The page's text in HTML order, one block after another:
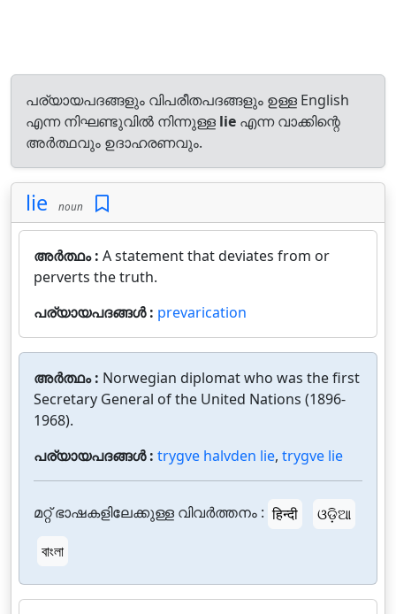
പര്യായപദങ്ങളും വിപരീതപദങ്ങളും ഉള്ള English
എന്ന നിഘണ്ടുവിൽ നിന്നുള്ള lie എന്ന വാക്കിന്റെ
അർത്ഥവും ഉദാഹരണവും.
lie noun
അർത്ഥം : A statement that deviates from or
perverts the truth.
പര്യായപദങ്ങൾ : prevarication
അർത്ഥം : Norwegian diplomat who was the first
Secretary General of the United Nations (1896-
1968).
പര്യായപദങ്ങൾ : trygve halvden lie, trygve lie
മറ്റ് ഭാഷകളിലേക്കുള്ള വിവർത്തനം : हिन्दी
ଓଡ଼ିଆ
বাংলা